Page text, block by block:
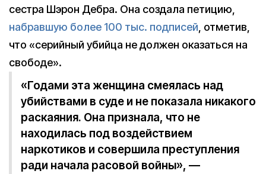
сестра Шэрон Дебра. Она создала петицию,
набравшую более 100 тыс. подписей, отметив,
что «серийный убийца не должен оказаться на
свободе».
«Годами эта женщина смеялась над
убийствами в суде и не показала никакого
раскаяния. Она признала, что не
находилась под воздействием
наркотиков и совершила преступления
ради начала расовой войны», —